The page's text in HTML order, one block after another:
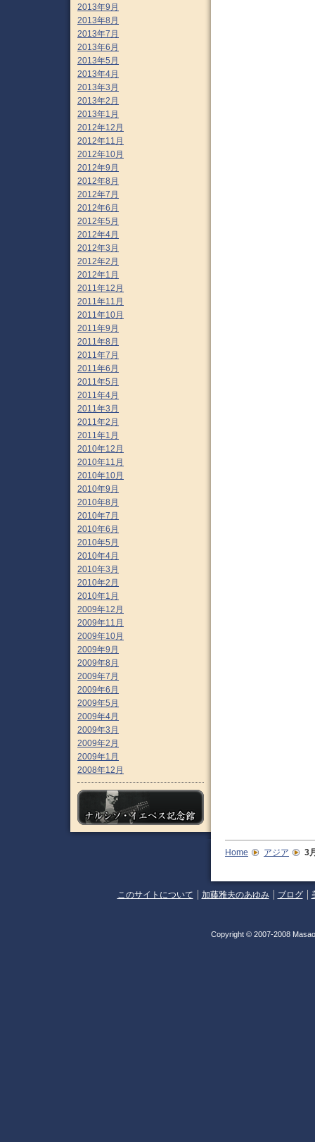
2013年9月
2013年8月
2013年7月
2013年6月
2013年5月
2013年4月
2013年3月
2013年2月
2013年1月
2012年12月
2012年11月
2012年10月
2012年9月
2012年8月
2012年7月
2012年6月
2012年5月
2012年4月
2012年3月
2012年2月
2012年1月
2011年12月
2011年11月
2011年10月
2011年9月
2011年8月
2011年7月
2011年6月
2011年5月
2011年4月
2011年3月
2011年2月
2011年1月
2010年12月
2010年11月
2010年10月
2010年9月
2010年8月
2010年7月
2010年6月
2010年5月
2010年4月
2010年3月
2010年2月
2010年1月
2009年12月
2009年11月
2009年10月
2009年9月
2009年8月
2009年7月
2009年6月
2009年5月
2009年4月
2009年3月
2009年2月
2009年1月
2008年12月
Home アジア 3
このサイトについて 加藤雅夫のあゆみ ブログ
Copyright © 2007-2008